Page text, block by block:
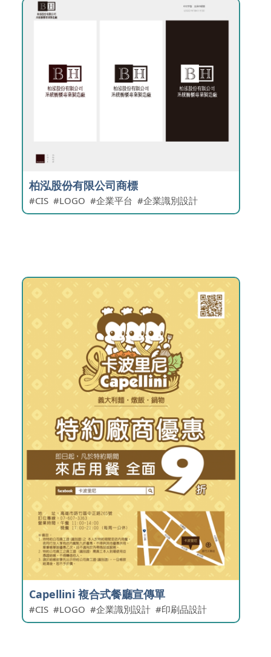
柏泓股份有限公司商標
CIS LOGO 企業平台 企業識別設計
Capellini 複合式餐廳宣傳單
CIS LOGO 企業識別設計 印刷品設計